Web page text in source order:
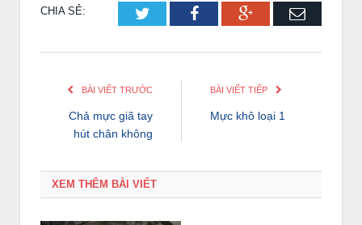
CHIA SẺ: TwitterFacebookGoogle+Email
BÀI VIẾT TRƯỚC
Chả mực giã tay
hút chân không
BÀI VIẾT TIẾP
Mực khô loại 1
XEM THÊM BÀI VIẾT